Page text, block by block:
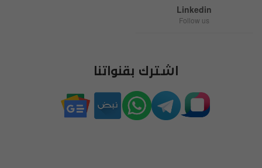
Linkedin
Follow us
اشترك بقنواتنا